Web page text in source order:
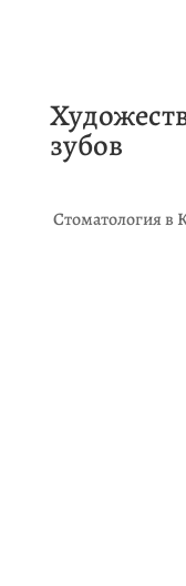
зубов
Стоматология в